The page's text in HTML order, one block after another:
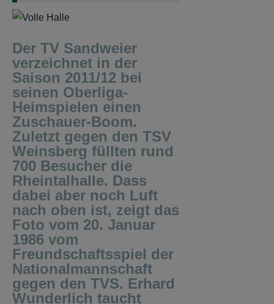
verzeichnet in der
Saison 2011/12 bei
seinen Oberliga-
Heimspielen einen
Zuschauer-Boom.
Zuletzt gegen den TSV
Weinsberg füllten rund
700 Besucher die
Rheintalhalle. Dass
dabei aber noch Luft
nach oben ist, zeigt das
Foto vom 20. Januar
1986 vom
Freundschaftsspiel der
Nationalmannschaft
gegen den TVS. Erhard
Wunderlich taucht
dabei frei vor TVS-
Torhüter Edgar Walter
auf. Peter Kinz (rechts)